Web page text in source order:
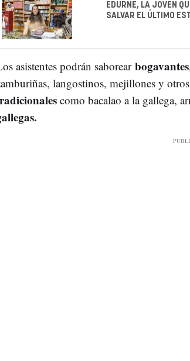
EDURNE, LA JOVEN
SALVAR EL ÚLTIMO
asistentes podrán saborearbogavantes
langostinos, mejillones y
como bacalao a la gallega,